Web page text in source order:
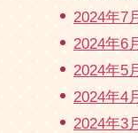
2024年7月
2024年6
2024年5月
2024年4
2024年3月